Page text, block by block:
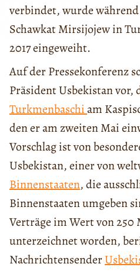
verbindet, wurde während
Schawkat Mirsijojew in
2017 eingeweiht.
Auf der Pressekonferenz
Präsident Usbekistan vor,
Turkmenbaschiam
den er am zweiten Mai
Vorschlag ist von
Usbekistan, einer von
Binnenstaaten, die
Binnenstaaten umgeben
Verträge im Wert von
unterzeichnet worden,
Nachrichtensender